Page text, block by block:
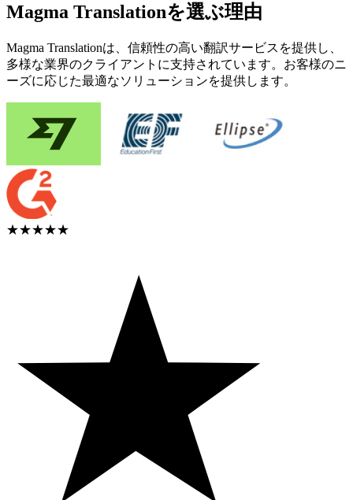
Magma Translationを選ぶ理由
Magma Translationは、信頼性の高い翻訳サービスを提供し、
多様な業界のクライアントに支持されています。お客様のニ
ーズに応じた最適なソリューションを提供します。
★★★★★